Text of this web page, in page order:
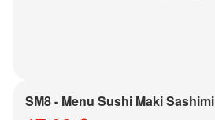
SM8 - Menu Sushi Maki Sashimi